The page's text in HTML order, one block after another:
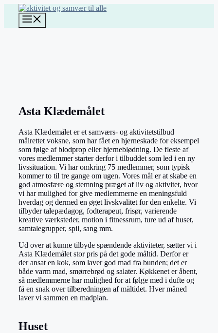
indhold
Asta Klædemålet
Asta Klædemålet er et samværs- og aktivitetstilbud
målrettet voksne, som har fået en hjerneskade for eksempel
som følge af blodprop eller hjerneblødning. De fleste af
vores medlemmer starter derfor i tilbuddet som led i en ny
livssituation. Vi har omkring 75 medlemmer, som typisk
kommer to til tre gange om ugen. Vores mål er at skabe en
god atmosfære og stemning præget af liv og aktivitet, hvor
vi har mulighed for give medlemmerne en meningsfuld
hverdag og dermed en øget livskvalitet for den enkelte. Vi
tilbyder talepædagog, fodterapeut, frisør, varierende
kreative værksteder, motion i fitnessrum, ture ud af huset,
samtalegrupper, spil, sang mm.
Ud over at kunne tilbyde spændende aktiviteter, sætter vi i
Asta Klædemålet stor pris på det gode måltid. Derfor er
der ansat en kok, som laver god mad fra bunden; det er
både varm mad, smørrebrød og salater. Køkkenet er åbent,
så medlemmerne har mulighed for at følge med i dufte og
få en snak over tilberedningen af måltidet. Hver måned
laver vi sammen en madplan.
Huset